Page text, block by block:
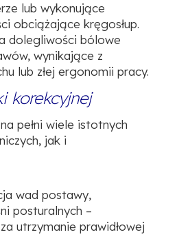
lub wykonujące
obciążające kręgosłup.
dolegliwości bólowe
wynikające z
lub złej ergonomii pracy.
korekcyjnej
pełni wiele istotnych
jak i
wad postawy,
posturalnych –
utrzymanie prawidłowej